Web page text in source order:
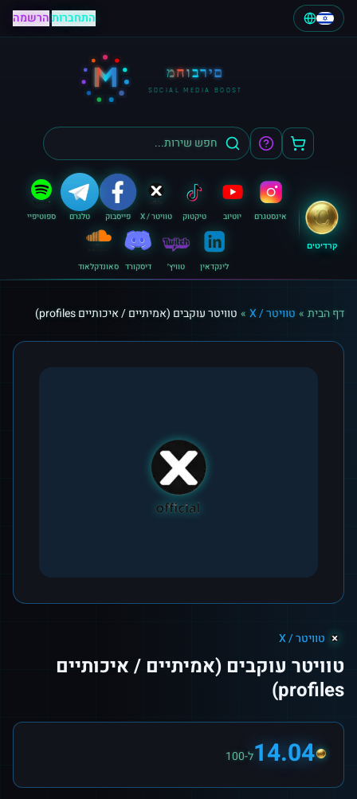
התחברות|הרשמה
M מחוברים
SOCIAL MEDIA BOOST
קרדיטים
אינסטגרם יוטיוב טיקטוק טוויטר / X פייסבוק טלגרם ספוטיפיי
לינקדאין טוויץ׳ דיסקורד סאונדקלאוד
דף הבית » טוויטר / X » טוויטר עוקבים (אמיתיים / איכותיים profiles)
טוויטר / X
טוויטר עוקבים (אמיתיים / איכותיים
profiles)
14.04ל-100